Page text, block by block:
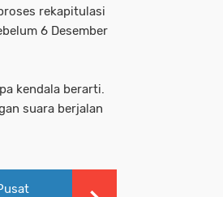
rekapitulasi
6 Desember
kendala berarti.
suara berjalan